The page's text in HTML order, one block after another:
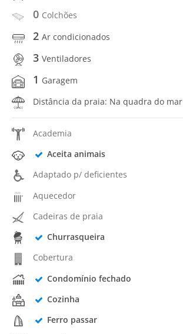
0 Colchões
2 Ar condicionados
3 Ventiladores
1 Garagem
Distância da praia: Na quadra do mar
Academia
Aceita animais
Adaptado p/ deficientes
Aquecedor
Cadeiras de praia
Churrasqueira
Cobertura
Condomínio fechado
Cozinha
Ferro passar